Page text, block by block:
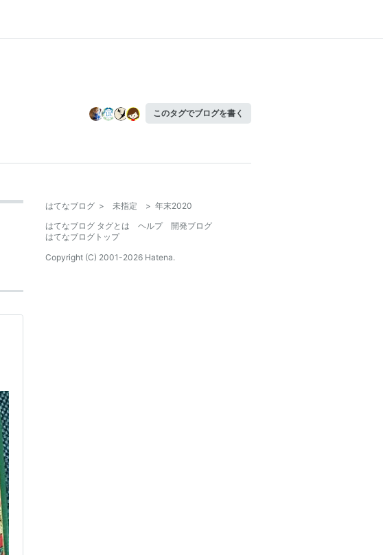
このタグでブログを書く
はてなブログ > 未指定 > 年末2020
はてなブログ タグとは
ヘルプ
開発ブログ
はてなブログトップ
Copyright (C) 2001-2026 Hatena.